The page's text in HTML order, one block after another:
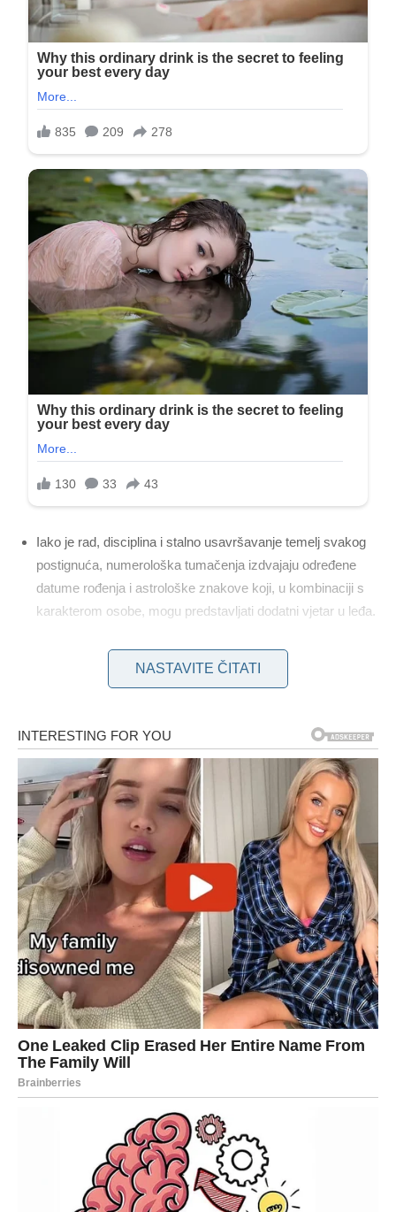
Iako je rad, disciplina i stalno usavršavanje temelj svakog
postignuća, numerološka tumačenja izdvajaju određene
datume rođenja i astrološke znakove koji, u kombinaciji s
karakterom osobe, mogu predstavljati dodatni vjetar u leđa.
Žene rođene 4., 7., 8., 11., 13., 17., 19., 25., 29. i 31. u
osjećaj za donošenje mudrih odluka. Takve osobe rijetko
čekaju da im se stvari same dogode – one ih stvaraju. Njihova
unutarnja snaga i spremnost na izazove čine ih sposobnima
da i iz najtežih okolnosti izađu kao pobjednice. Prema pisanju
Večernjeg lista
, ovakav sklop osobina često ih vodi prema
financijskoj i profesionalnoj stabilnosti, čak i kada startaju iz
skromnih uvjeta.
NASTAVITE ČITATI